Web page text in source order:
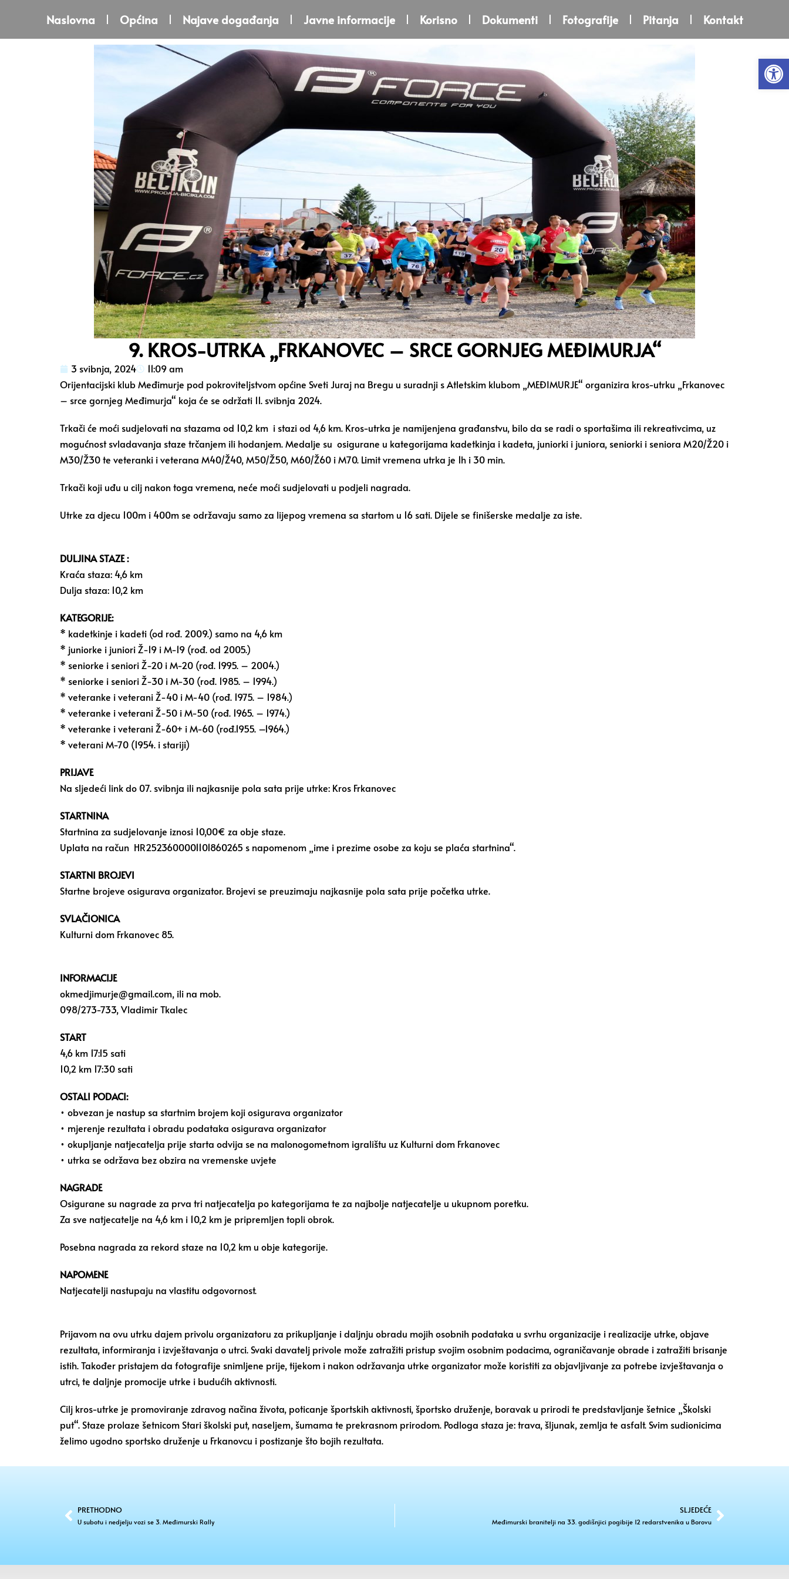
Naslovna Općina Najave događanja Javne informacije Korisno Dokumenti Fotografije Pitanja Kontakt
9. KROS-UTRKA „FRKANOVEC – SRCE GORNJEG MEĐIMURJA“
3 svibnja, 2024
11:09 am
Orijentacijski klub Međimurje pod pokroviteljstvom općine Sveti Juraj na Bregu u suradnji s Atletskim klubom „MEĐIMURJE“ organizira kros-utrku „Frkanovec
– srce gornjeg Međimurja“ koja će se održati 11. svibnja 2024.
Trkači će moći sudjelovati na stazama od 10,2 km i stazi od 4,6 km. Kros-utrka je namijenjena građanstvu, bilo da se radi o sportašima ili rekreativcima, uz
mogućnost svladavanja staze trčanjem ili hodanjem. Medalje su osigurane u kategorijama kadetkinja i kadeta, juniorki i juniora, seniorki i seniora M20/Ž20 i
M30/Ž30 te veteranki i veterana M40/Ž40, M50/Ž50, M60/Ž60 i M70. Limit vremena utrka je 1h i 30 min.
Trkači koji uđu u cilj nakon toga vremena, neće moći sudjelovati u podjeli nagrada.
Utrke za djecu 100m i 400m se održavaju samo za lijepog vremena sa startom u 16 sati. Dijele se finišerske medalje za iste.
DULJINA STAZE :
Kraća staza: 4,6 km
Dulja staza: 10,2 km
KATEGORIJE:
* kadetkinje i kadeti (od rođ. 2009.) samo na 4,6 km
* juniorke i juniori Ž-19 i M-19 (rođ. od 2005.)
* seniorke i seniori Ž-20 i M-20 (rođ. 1995. – 2004.)
* seniorke i seniori Ž-30 i M-30 (rođ. 1985. – 1994.)
* veteranke i veterani Ž-40 i M-40 (rođ. 1975. – 1984.)
* veteranke i veterani Ž-50 i M-50 (rođ. 1965. – 1974.)
* veteranke i veterani Ž-60+ i M-60 (rođ.1955. –1964.)
* veterani M-70 (1954. i stariji)
PRIJAVE
Na sljedeći link do 07. svibnja ili najkasnije pola sata prije utrke: Kros Frkanovec
STARTNINA
Startnina za sudjelovanje iznosi 10,00€ za obje staze.
Uplata na račun HR2523600001101860265 s napomenom „ime i prezime osobe za koju se plaća startnina“.
STARTNI BROJEVI
Startne brojeve osigurava organizator. Brojevi se preuzimaju najkasnije pola sata prije početka utrke.
SVLAČIONICA
Kulturni dom Frkanovec 85.
INFORMACIJE
okmedjimurje@gmail.com, ili na mob.
098/273-733, Vladimir Tkalec
START
4,6 km 17:15 sati
10,2 km 17:30 sati
OSTALI PODACI:
• obvezan je nastup sa startnim brojem koji osigurava organizator
• mjerenje rezultata i obradu podataka osigurava organizator
• okupljanje natjecatelja prije starta odvija se na malonogometnom igralištu uz Kulturni dom Frkanovec
• utrka se održava bez obzira na vremenske uvjete
NAGRADE
Osigurane su nagrade za prva tri natjecatelja po kategorijama te za najbolje natjecatelje u ukupnom poretku.
Za sve natjecatelje na 4,6 km i 10,2 km je pripremljen topli obrok.
Posebna nagrada za rekord staze na 10,2 km u obje kategorije.
NAPOMENE
Natjecatelji nastupaju na vlastitu odgovornost.
Prijavom na ovu utrku dajem privolu organizatoru za prikupljanje i daljnju obradu mojih osobnih podataka u svrhu organizacije i realizacije utrke, objave
rezultata, informiranja i izvještavanja o utrci. Svaki davatelj privole može zatražiti pristup svojim osobnim podacima, ograničavanje obrade i zatražiti brisanje
istih. Također pristajem da fotografije snimljene prije, tijekom i nakon održavanja utrke organizator može koristiti za objavljivanje za potrebe izvještavanja o
utrci, te daljnje promocije utrke i budućih aktivnosti.
Cilj kros-utrke je promoviranje zdravog načina života, poticanje športskih aktivnosti, športsko druženje, boravak u prirodi te predstavljanje šetnice „Školski
put“. Staze prolaze šetnicom Stari školski put, naseljem, šumama te prekrasnom prirodom. Podloga staza je: trava, šljunak, zemlja te asfalt. Svim sudionicima
želimo ugodno sportsko druženje u Frkanovcu i postizanje što bojih rezultata.
PRETHODNO
U subotu i nedjelju vozi se 3. Međimurski Rally
SLJEDEĆE
Međimurski branitelji na 33. godišnjici pogibije 12 redarstvenika u Borovu